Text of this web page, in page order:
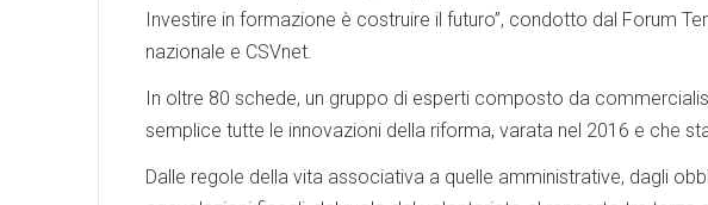
Investire in formazione è costruire il futuro”, condotto dal Forum
nazionale e CSVnet.
In oltre 80 schede, un gruppo di esperti composto da
semplice tutte le innovazioni della riforma, varata nel 2016 e che
Dalle regole della vita associativa a quelle amministrative, dagli